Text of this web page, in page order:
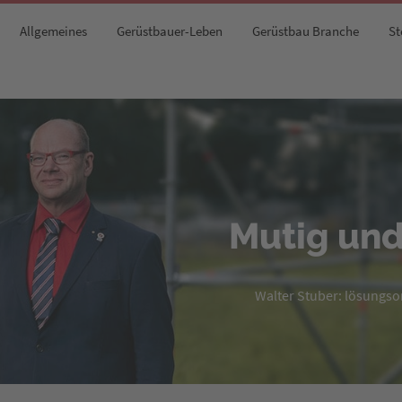
Allgemeines Gerüstbauer-Leben Gerüstbau Branche
Mutig
Walter Stuber: